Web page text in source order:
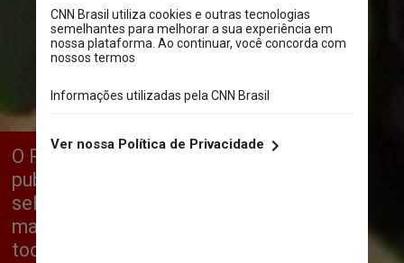
O Royal Mail anunciou que irá
publicar um conjunto especial de 12
selos “como um tributo a uma das
mais duradouras bandas de rock de
todos os tempos”